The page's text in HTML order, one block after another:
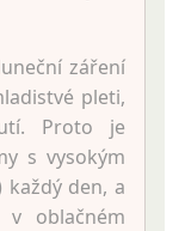
záření
pleti,
Proto je
s vysokým
každý den, a
oblačném